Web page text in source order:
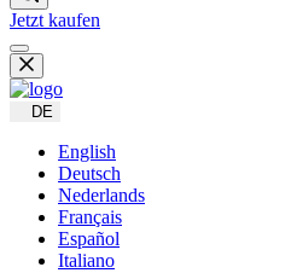
Jetzt kaufen
DE
English
Deutsch
Nederlands
Français
Español
Italiano